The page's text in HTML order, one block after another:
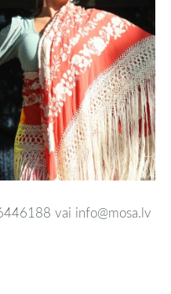
vai info@mosa.lv